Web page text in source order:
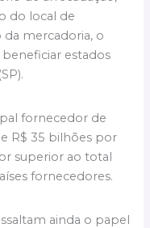
do local de
mercadoria, o
estados
fornecedor de
R$ 35 bilhões por
superior ao total
fornecedores.
ainda o papel